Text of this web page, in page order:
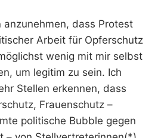
anzunehmen, dass Protest
Arbeit für Opferschutz
wenig mit mir selbst
um legitim zu sein. Ich
Stellen erkennen, dass
Frauenschutz –
politische Bubble gegen